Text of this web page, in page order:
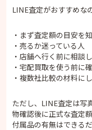
LINE査定がおすすめな
・まず査定額の目安を
・売るか迷っている人
・店舗へ行く前に相談
・宅配買取を使う前に
・複数社比較の材料に
ただし、LINE査定は写
物確認後に正式な査定
付属品の有無はできる